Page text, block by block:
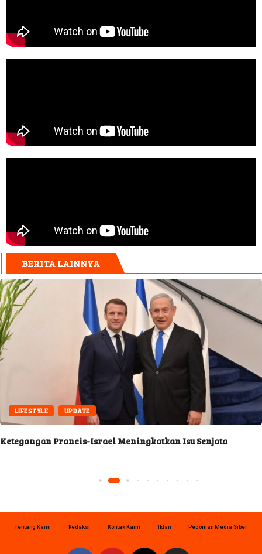
BERITA LAINNYA
LIFESTYLE UPDATE
Ketegangan Prancis-Israel Meningkatkan Isu Senjata
Tentang Kami Redaksi Kontak Kami Iklan Pedoman Media Siber